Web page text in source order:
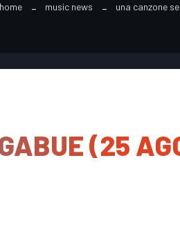
home music news una canzone
(25